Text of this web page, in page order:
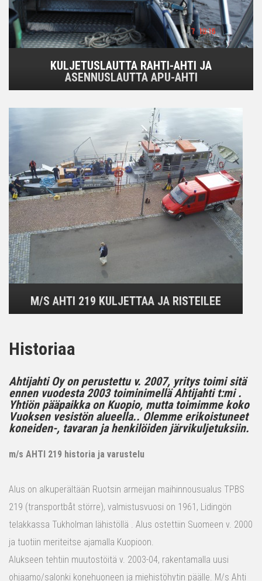
KULJETUSLAUTTA RAHTI-AHTI JA
ASENNUSLAUTTA APU-AHTI
M/S AHTI 219 KULJETTAA JA RISTEILEE
Historiaa
Ahtijahti Oy on perustettu v. 2007, yritys toimi sitä
ennen vuodesta 2003 toiminimellä Ahtijahti t:mi .
Yhtiön pääpaikka on Kuopio, mutta toimimme koko
Vuoksen vesistön alueella.. Olemme erikoistuneet
koneiden-, tavaran ja henkilöiden järvikuljetuksiin.
m/s AHTI 219 historia ja varustelu
Alus on alkuperältään Ruotsin armeijan maihinnousualus TPBS
219 (transportbåt större), valmistusvuosi on 1961, Lidingön
telakkassa Tukholman lähistöllä . Alus ostettiin Suomeen v. 2000
ja tuotiin meriteitse ajamalla Kuopioon.
Alukseen tehtiin muutostöitä v. 2003-04, rakentamalla uusi
ohjaamo/salonki konehuoneen ja miehistöhytin päälle. M/s Ahti